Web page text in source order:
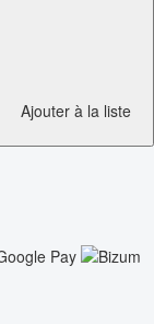
Ajouter à la liste